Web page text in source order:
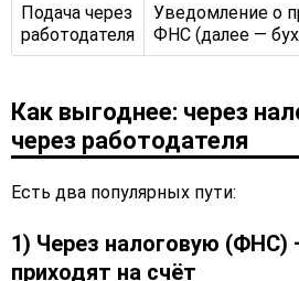
Подача через
работодателя
Уведомление о
ФНС (далее —
Как выгоднее: через
через работодателя
Есть два популярных пути:
1) Через налоговую (ФНС)
приходят на счёт